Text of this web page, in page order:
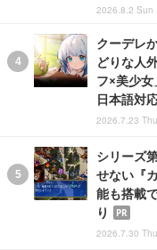
2026.8.2 Sun
クーデレ
どりな人
フ×美少
日本語対
2026.7.23
シリーズ
せない『
能も搭載
り
PR
2026.7.30